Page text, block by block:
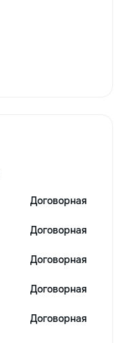
Договорная
Договорная
Договорная
Договорная
Договорная